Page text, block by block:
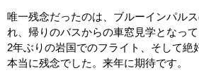
唯一残念だったのは、ブルーインパル
れ、帰りのバスからの車窓見学となって
2年ぶりの岩国でのフライト、そして絶
本当に残念でした。来年に期待です。